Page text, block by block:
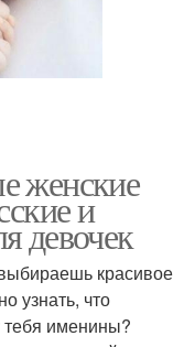
женские
и
девочек
красивое
узнать, что
тебя именины?